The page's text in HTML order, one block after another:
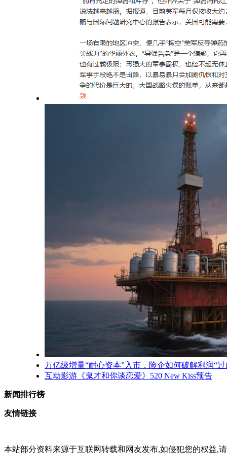
万亿级增量“耐心资本”入市，险企如何破解利润“
互动影游《鬼才和你谈恋爱》520 New Kiss预告
新闻排行榜
友情链接
本站部分资料来源于互联网转载和网友发布,如侵犯您的权益,